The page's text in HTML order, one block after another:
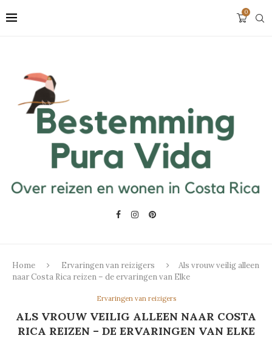
0
Home Ervaringen van reizigers
Als vrouw veilig alleen
naar Costa Rica reizen – de ervaringen van Elke
Ervaringen van reizigers
ALS VROUW VEILIG ALLEEN NAAR COSTA
RICA REIZEN – DE ERVARINGEN VAN ELKE